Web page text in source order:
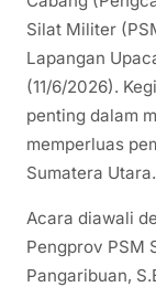
Silat Militer
Lapangan
(11/6/2026).
penting dalam
memperluas
Sumatera Utara.
Acara diawali
Pengprov PSM
Pangaribuan,